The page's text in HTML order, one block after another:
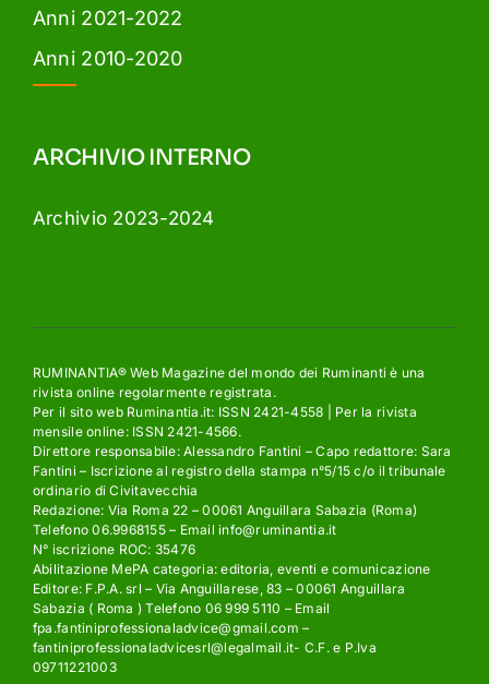
Anni 2021-2022
Anni 2010-2020
ARCHIVIO INTERNO
Archivio 2023-2024
RUMINANTIA® Web Magazine del mondo dei Ruminanti è una
rivista online regolarmente registrata.
Per il sito web Ruminantia.it: ISSN 2421-4558 | Per la rivista
mensile online: ISSN 2421-4566.
Direttore responsabile: Alessandro Fantini – Capo redattore: Sara
Fantini – Iscrizione al registro della stampa n°5/15 c/o il tribunale
ordinario di Civitavecchia
Redazione: Via Roma 22 – 00061 Anguillara Sabazia (Roma)
Telefono 06.9968155 – Email info@ruminantia.it
N° iscrizione ROC: 35476
Abilitazione MePA categoria: editoria, eventi e comunicazione
Editore: F.P.A. srl – Via Anguillarese, 83 – 00061 Anguillara
Sabazia ( Roma ) Telefono 06 999 5110 – Email
fpa.fantiniprofessionaladvice@gmail.com –
fantiniprofessionaladvicesrl@legalmail.it- C.F. e P.Iva
09711221003